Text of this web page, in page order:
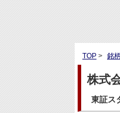
TOP > 銘
株式
東証ス